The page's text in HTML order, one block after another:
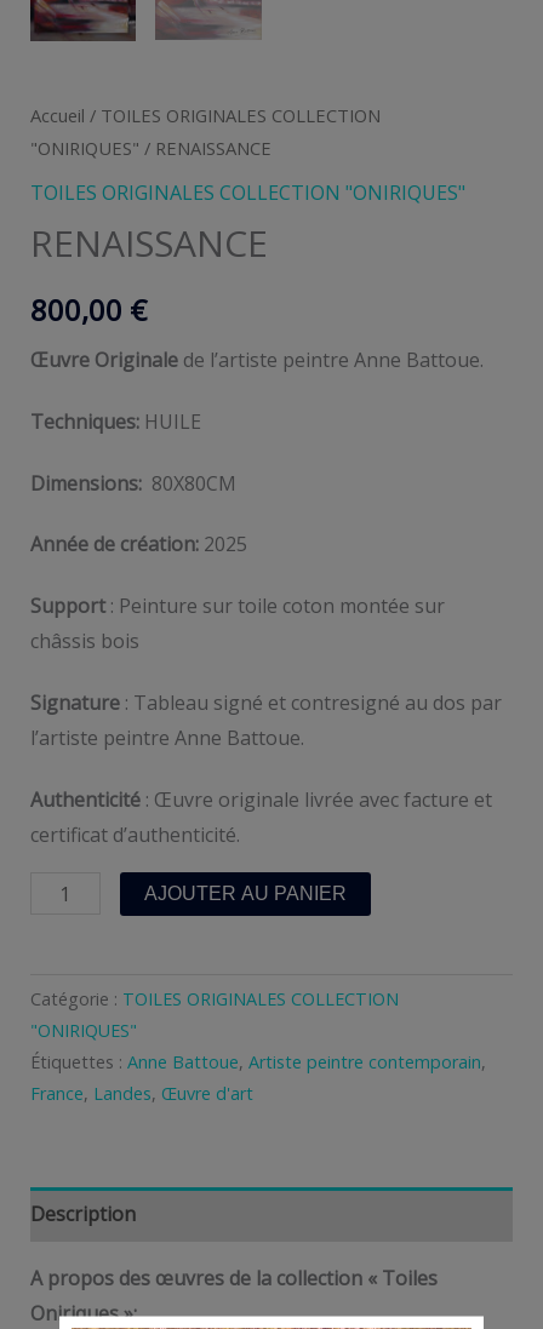
Accueil / TOILES ORIGINALES COLLECTION
"ONIRIQUES" / RENAISSANCE
TOILES ORIGINALES COLLECTION "ONIRIQUES"
RENAISSANCE
800,00 €
Œuvre Originalede l’artiste peintre Anne Battoue.
Techniques:HUILE
Dimensions:80X80CM
Année de création:2025
Support: Peinture sur toile coton montée sur
châssis bois
Signature: Tableau signé et contresigné au dos par
l’artiste peintre Anne Battoue.
Authenticité: Œuvre originale livrée avec facture et
certificat d’authenticité.
quantité
AJOUTER AU PANIER
Catégorie : TOILES ORIGINALES COLLECTION
"ONIRIQUES"
Étiquettes : Anne Battoue, Artiste peintre contemporain,
France, Landes, Œuvre d'art
Description
A propos des œuvres de la collection « Toiles
Oniriques »: